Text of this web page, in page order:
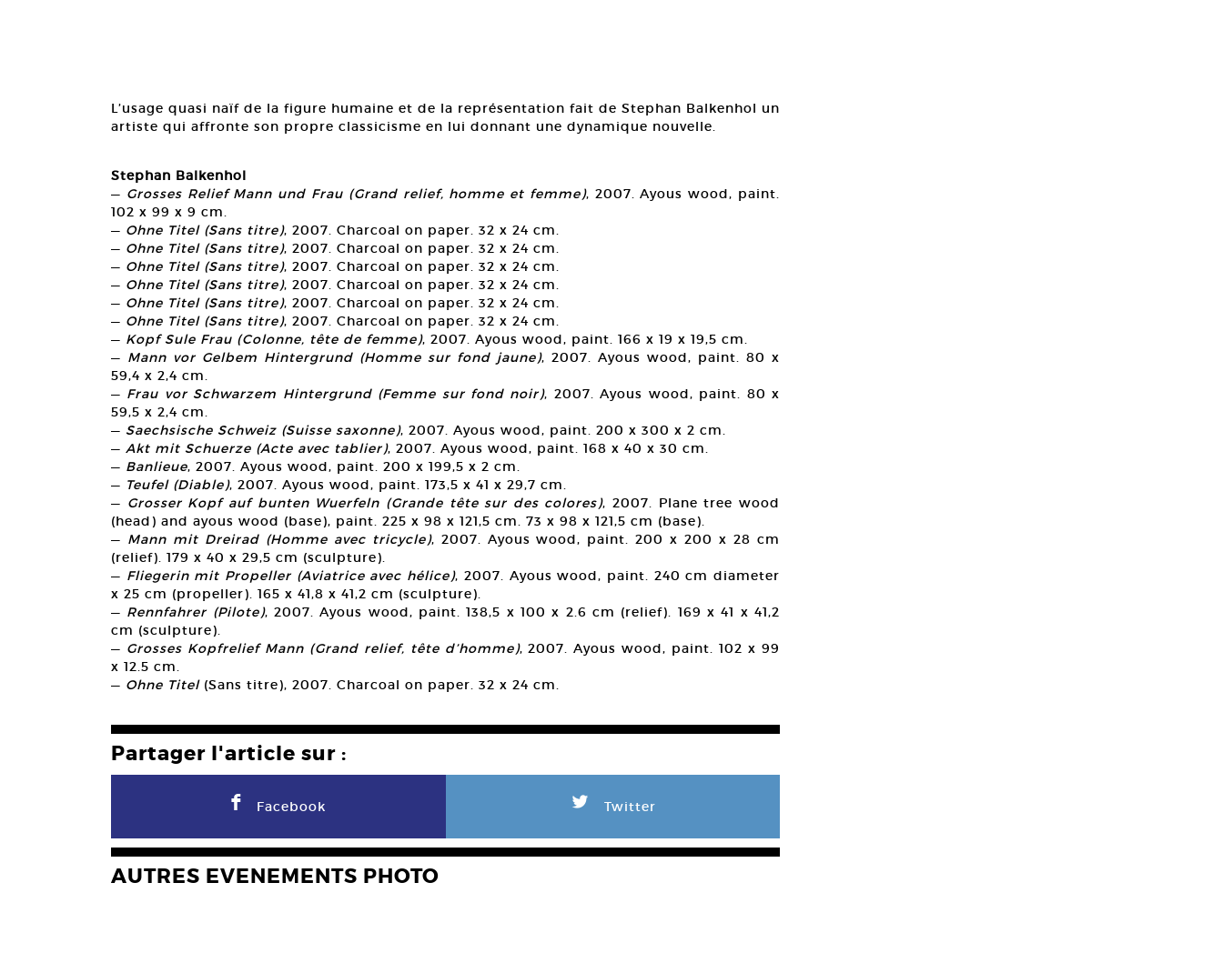
L’usage quasi naïf de la figure humaine et de la représentation fait de Stephan Balkenhol un
artiste qui affronte son propre classicisme en lui donnant une dynamique nouvelle.
Stephan Balkenhol
— Grosses Relief Mann und Frau (Grand relief, homme et femme), 2007. Ayous wood, paint.
102 x 99 x 9 cm.
— Ohne Titel (Sans titre), 2007. Charcoal on paper. 32 x 24 cm.
— Ohne Titel (Sans titre), 2007. Charcoal on paper. 32 x 24 cm.
— Ohne Titel (Sans titre), 2007. Charcoal on paper. 32 x 24 cm.
— Ohne Titel (Sans titre), 2007. Charcoal on paper. 32 x 24 cm.
— Ohne Titel (Sans titre), 2007. Charcoal on paper. 32 x 24 cm.
— Ohne Titel (Sans titre), 2007. Charcoal on paper. 32 x 24 cm.
— Kopf Sule Frau (Colonne, tête de femme), 2007. Ayous wood, paint. 166 x 19 x 19,5 cm.
— Mann vor Gelbem Hintergrund (Homme sur fond jaune), 2007. Ayous wood, paint. 80 x
59,4 x 2,4 cm.
— Frau vor Schwarzem Hintergrund (Femme sur fond noir), 2007. Ayous wood, paint. 80 x
59,5 x 2,4 cm.
— Saechsische Schweiz (Suisse saxonne), 2007. Ayous wood, paint. 200 x 300 x 2 cm.
— Akt mit Schuerze (Acte avec tablier), 2007. Ayous wood, paint. 168 x 40 x 30 cm.
— Banlieue, 2007. Ayous wood, paint. 200 x 199,5 x 2 cm.
— Teufel (Diable), 2007. Ayous wood, paint. 173,5 x 41 x 29,7 cm.
— Grosser Kopf auf bunten Wuerfeln (Grande tête sur des colores), 2007. Plane tree wood
(head) and ayous wood (base), paint. 225 x 98 x 121,5 cm. 73 x 98 x 121,5 cm (base).
— Mann mit Dreirad (Homme avec tricycle), 2007. Ayous wood, paint. 200 x 200 x 28 cm
(relief). 179 x 40 x 29,5 cm (sculpture).
— Fliegerin mit Propeller (Aviatrice avec hélice), 2007. Ayous wood, paint. 240 cm diameter
x 25 cm (propeller). 165 x 41,8 x 41,2 cm (sculpture).
— Rennfahrer (Pilote), 2007. Ayous wood, paint. 138,5 x 100 x 2.6 cm (relief). 169 x 41 x 41,2
cm (sculpture).
— Grosses Kopfrelief Mann (Grand relief, tête d’homme), 2007. Ayous wood, paint. 102 x 99
x 12.5 cm.
— Ohne Titel(Sans titre), 2007. Charcoal on paper. 32 x 24 cm.
Partager l'article sur :
F Facebook L Twitter
AUTRES EVENEMENTS PHOTO